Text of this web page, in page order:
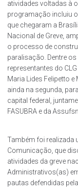
atividades voltadas à
programação incluiu
que chegaram a
Nacional de Greve,
o processo de
paralisação. Dentre
representantes do
Maria Lides Felipetto
ainda na segunda,
capital federal,
FASUBRA e da
Também foi realizada
Comunicação, que
atividades da greve
Administrativos(as)
pautas defendidas